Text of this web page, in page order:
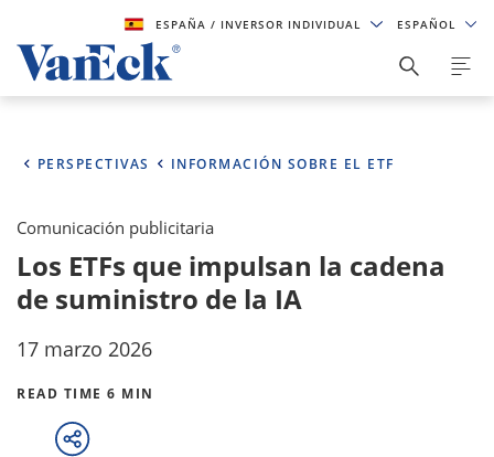
ESPAÑA/ INVERSOR INDIVIDUAL ESPAÑOL
PERSPECTIVAS INFORMACIÓN SOBRE EL ETF
Comunicación publicitaria
Los ETFs que impulsan la cadena
de suministro de la IA
17 marzo 2026
READ TIME 6 MIN